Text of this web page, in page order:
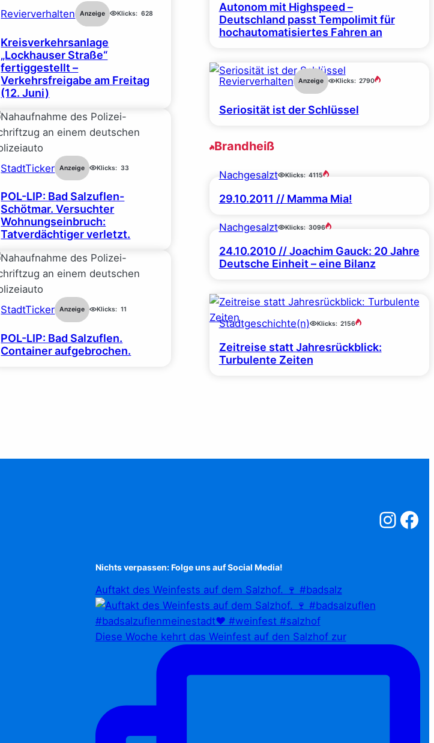
Revierverhalten Anzeige Klicks: 628
Kreisverkehrsanlage
„Lockhauser Straße“
fertiggestellt –
Verkehrsfreigabe am Freitag
(12. Juni)
StadtTicker Anzeige Klicks: 33
POL-LIP: Bad Salzuflen-
Schötmar. Versuchter
Wohnungseinbruch:
Tatverdächtiger verletzt.
StadtTicker Anzeige Klicks: 11
POL-LIP: Bad Salzuflen.
Container aufgebrochen.
Autonom mit Highspeed –
Deutschland passt Tempolimit für
hochautomatisiertes Fahren an
Revierverhalten Anzeige Klicks: 2790
Seriosität ist der Schlüssel
Brandheiß
Nachgesalzt Klicks: 4115
29.10.2011 // Mamma Mia!
Nachgesalzt Klicks: 3096
24.10.2010 // Joachim Gauck: 20 Jahre
Deutsche Einheit – eine Bilanz
Stadtgeschichte(n) Klicks: 2156
Zeitreise statt Jahresrückblick:
Turbulente Zeiten
Salzstreuner
Nichts verpassen: Folge uns auf Social Media!
Auftakt des Weinfests auf dem Salzhof. 🍷 #badsalz
Diese Woche kehrt das Weinfest auf den Salzhof zur